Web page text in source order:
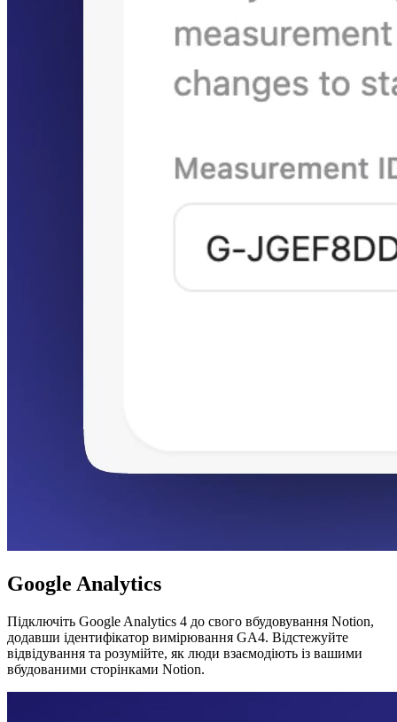
Google Analytics
Підключіть Google Analytics 4 до свого вбудовування Notion,
додавши ідентифікатор вимірювання GA4. Відстежуйте
відвідування та розумійте, як люди взаємодіють із вашими
вбудованими сторінками Notion.